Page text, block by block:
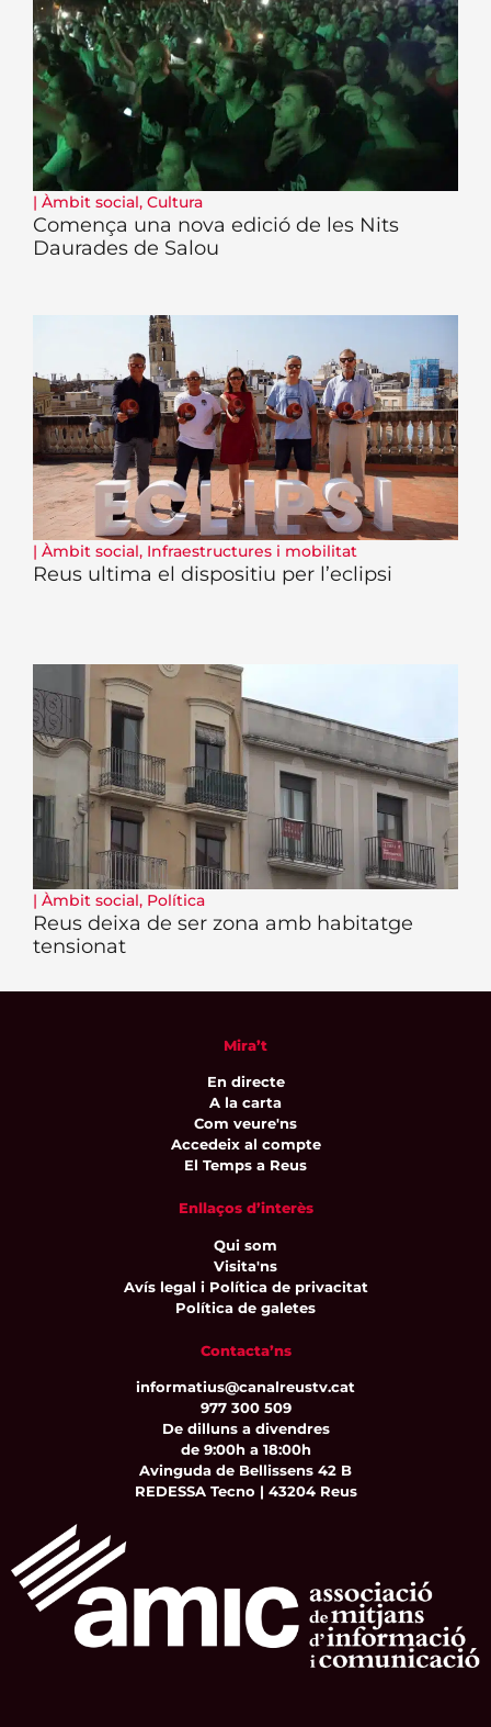
| Àmbit social, Cultura
Comença una nova edició de les Nits
Daurades de Salou
| Àmbit social, Infraestructures i mobilitat
Reus ultima el dispositiu per l’eclipsi
| Àmbit social, Política
Reus deixa de ser zona amb habitatge
tensionat
Mira’t
En directe
A la carta
Com veure'ns
Accedeix al compte
El Temps a Reus
Enllaços d’interès
Qui som
Visita'ns
Avís legal i Política de privacitat
Política de galetes
Contacta’ns
informatius@canalreustv.cat
977 300 509
De dilluns a divendres
de 9:00h a 18:00h
Avinguda de Bellissens 42 B
REDESSA Tecno | 43204 Reus